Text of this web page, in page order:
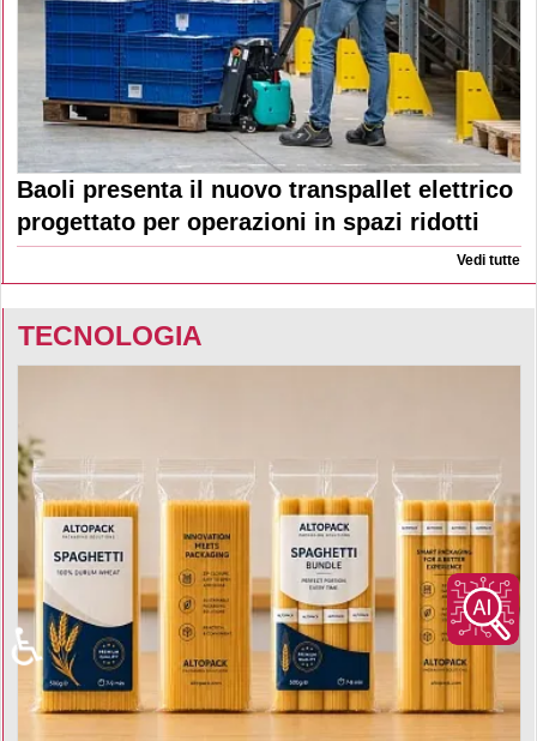
Baoli presenta il nuovo transpallet elettrico
progettato per operazioni in spazi ridotti
Vedi tutte
TECNOLOGIA